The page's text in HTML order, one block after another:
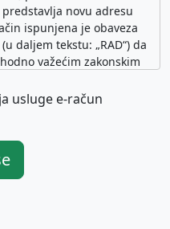
novu adresu
ispunjena je obaveza
(u daljem tekstu: „RAD“) da
važećim zakonskim
Korisnika usluge, račun
usluge koja je posljednja
aktivna, u sistemu
podnošenjem Zahtjeva;
usluge e-račun